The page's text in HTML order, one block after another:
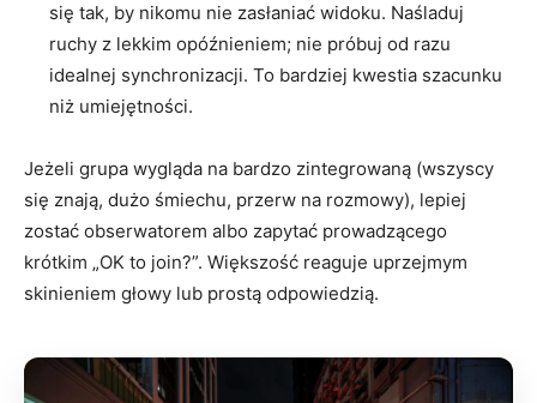
się tak, by nikomu nie zasłaniać widoku. Naśladuj
ruchy z lekkim opóźnieniem; nie próbuj od razu
idealnej synchronizacji. To bardziej kwestia szacunku
niż umiejętności.
Jeżeli grupa wygląda na bardzo zintegrowaną (wszyscy
się znają, dużo śmiechu, przerw na rozmowy), lepiej
zostać obserwatorem albo zapytać prowadzącego
krótkim „OK to join?”. Większość reaguje uprzejmym
skinieniem głowy lub prostą odpowiedzią.